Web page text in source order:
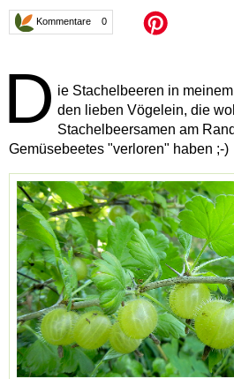
Kommentare 0
D ie Stachelbeeren in
den lieben Vögelein, die
Stachelbeersamen am
Gemüsebeetes "verloren" haben ;-)